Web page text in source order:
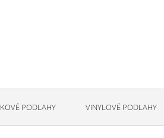
PODLAHY VINYLOVÉ PODLAHY